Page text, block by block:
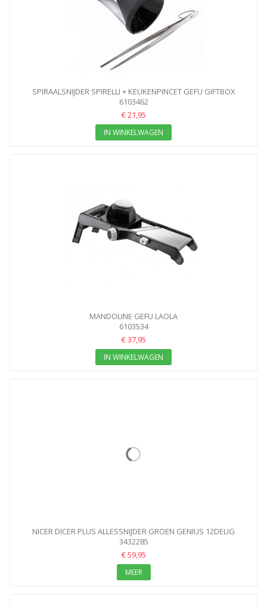
SPIRAALSNIJDER SPIRELLI + KEUKENPINCET GEFU GIFTBOX
6103462
€ 21,95
IN WINKELWAGEN
MANDOLINE GEFU LAOLA
6103534
€ 37,95
IN WINKELWAGEN
NICER DICER PLUS ALLESSNIJDER GROEN GENIUS 12DELIG
3432285
€ 59,95
MEER